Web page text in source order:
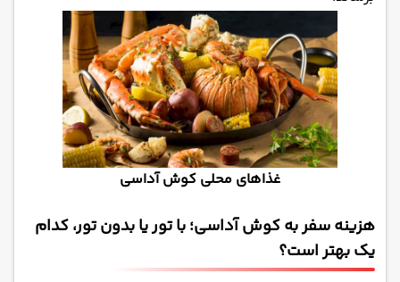
غذاهای محلی کوش آداسی
هزینه سفر به کوش آداسی؛ با تور یا بدون تور، کدام
یک بهتر است؟